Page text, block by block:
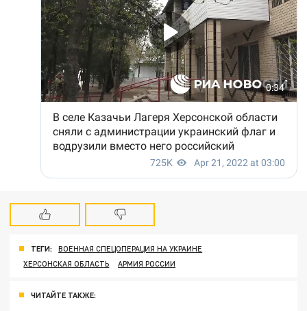
ТЕГИ:
ВОЕННАЯ СПЕЦОПЕРАЦИЯ НА УКРАИНЕ
ХЕРСОНСКАЯ ОБЛАСТЬ
АРМИЯ РОССИИ
ЧИТАЙТЕ ТАКЖЕ: